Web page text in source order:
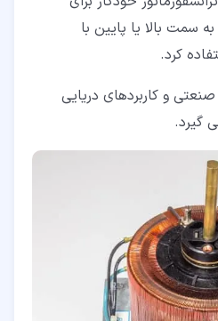
سمت بالا یا پایین با
کرد.
و کاربردهای دریایی
گیرد.